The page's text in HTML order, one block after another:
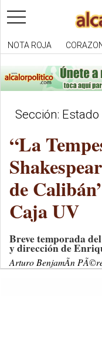
toggle
navigation
NOTA ROJA
Sección:
“La
de
Caja UV
Breve temporada
y dirección de
Arturo BenjamÃ­n